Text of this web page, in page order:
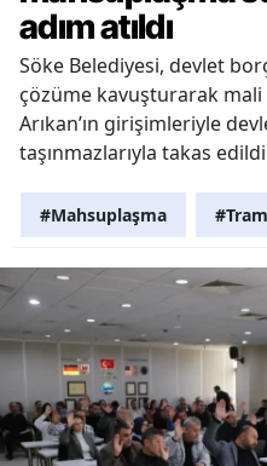
adım atıldı
Söke Belediyesi, devlet
çözüme kavuşturarak
Arıkan’ın girişimleriyle
taşınmazlarıyla takas
#Mahsuplaşma